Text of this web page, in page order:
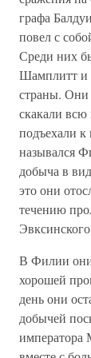
графа
повел с
Среди них
Шамплитт и
страны. Они
скакали
подъехали к
назывался
добыча в
это они
течению
В Филии они
хорошей
день они
добычей
императора